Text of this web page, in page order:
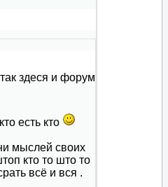
здеся и форум
есть кто
мыслей своих
кто то што то
всё и вся .